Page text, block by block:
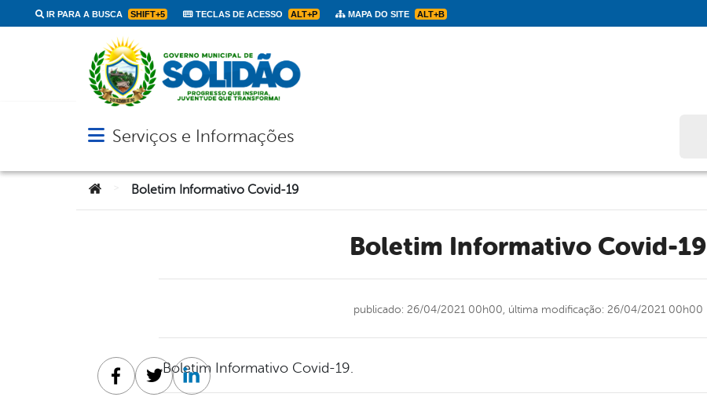
IR PARA A BUSCA SHIFT+5 TECLAS DE ACESSO ALT+P MAPA DO SITE ALT+B
Abrir menu principal de navegação
Serviços e Informações
Você está aqui:Boletim Informativo Covid-19
Boletim Informativo Covid-19
publicado: 26/04/2021 00h00, última modificação: 26/04/2021 00h00
Boletim Informativo Covid-19.
Facebook
TwitterLinkedin